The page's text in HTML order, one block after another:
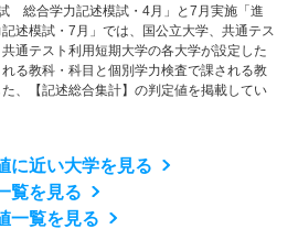
総合学力記述模試・4月」と7月実施「進
述模試・7月」では、国公立大学、共通テス
共通テスト利用短期大学の各大学が設定した
る教科・科目と個別学力検査で課される教
、【記述総合集計】の判定値を掲載してい
に近い大学を見る
覧を見る
一覧を見る